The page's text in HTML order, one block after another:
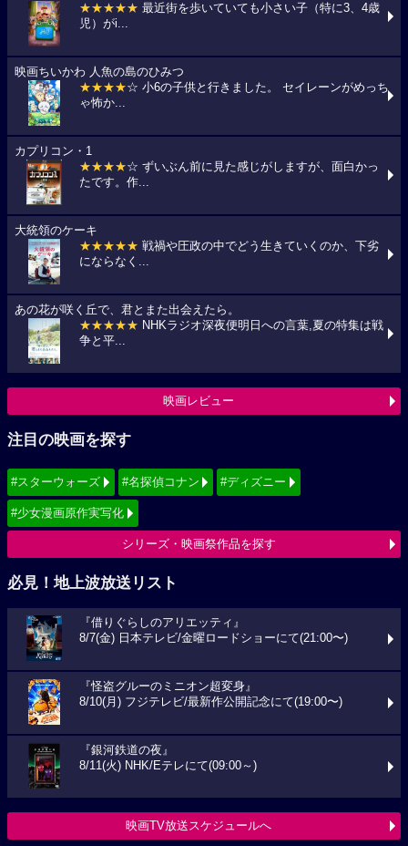
★★★★★ 最近街を歩いていても小さい子（特に3、4歳
児）がi...
映画ちいかわ 人魚の島のひみつ
★★★★☆ 小6の子供と行きました。 セイレーンがめっち
ゃ怖か...
カプリコン・1
★★★★☆ ずいぶん前に見た感じがしますが、面白かっ
たです。作...
大統領のケーキ
★★★★★ 戦禍や圧政の中でどう生きていくのか、下劣
にならなく...
あの花が咲く丘で、君とまた出会えたら。
★★★★★ NHKラジオ深夜便明日への言葉,夏の特集は戦
争と平...
映画レビュー
注目の映画を探す
#スターウォーズ #名探偵コナン #ディズニー
#少女漫画原作実写化
シリーズ・映画祭作品を探す
必見！地上波放送リスト
『借りぐらしのアリエッティ』
8/7(金) 日本テレビ/金曜ロードショーにて(21:00〜)
『怪盗グルーのミニオン超変身』
8/10(月) フジテレビ/最新作公開記念にて(19:00〜)
『銀河鉄道の夜』
8/11(火) NHK/Eテレにて(09:00～)
映画TV放送スケジュールへ